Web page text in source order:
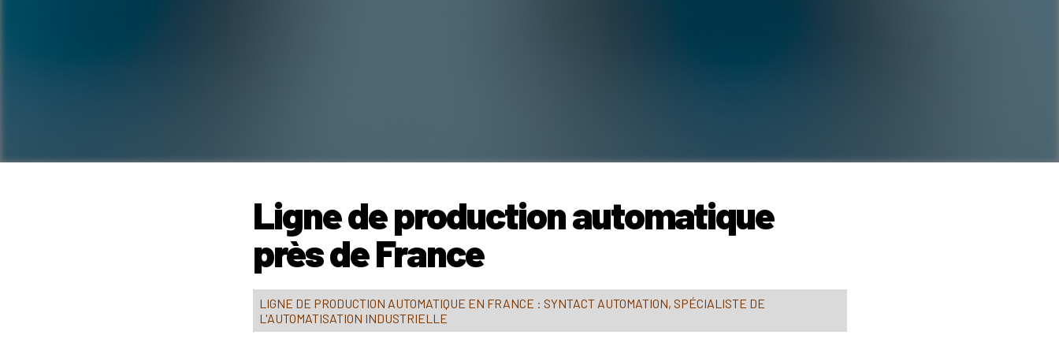
Ligne de production automatique
près de France
LIGNE DE PRODUCTION AUTOMATIQUE EN FRANCE : SYNTACT AUTOMATION, SPÉCIALISTE DE
L'AUTOMATISATION INDUSTRIELLE